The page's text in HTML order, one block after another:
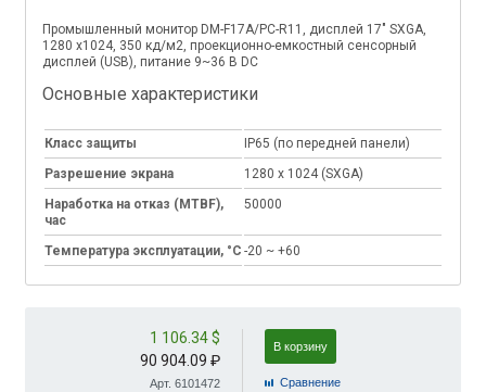
Промышленный монитор DM-F17A/PC-R11, дисплей 17" SXGA,
1280 х1024, 350 кд/м2, проекционно-емкостный сенсорный
дисплей (USB), питание 9~36 В DC
Основные характеристики
Класс защиты
IP65 (по передней панели)
Разрешение экрана
1280 x 1024 (SXGA)
Наработка на отказ (MTBF),
час
50000
Температура эксплуатации, °C -20 ~ +60
1 106.34 $
90 904.09 ₽
Арт. 6101472
В корзину
Cравнение